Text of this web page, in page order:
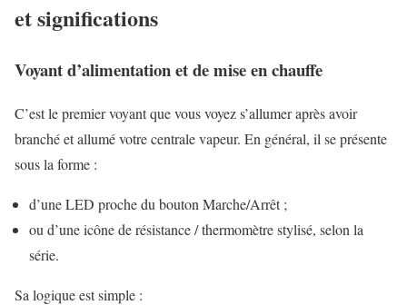
et significations
Voyant d’alimentation et de mise en chauffe
C’est le premier voyant que vous voyez s’allumer après avoir
branché et allumé votre centrale vapeur. En général, il se présente
sous la forme :
d’une LED proche du bouton Marche/Arrêt ;
ou d’une icône de résistance / thermomètre stylisé, selon la
série.
Sa logique est simple :